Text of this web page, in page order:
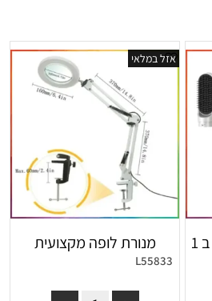
אזל במלאי
מנורת לופה מקצועית
L55833